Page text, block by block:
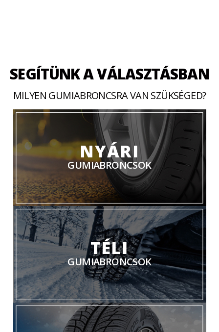
SEGÍTÜNK A VÁLASZTÁSBAN
MILYEN GUMIABRONCSRA VAN SZÜKSÉGED?
NYÁRI
GUMIABRONCSOK
TÉLI
GUMIABRONCSOK